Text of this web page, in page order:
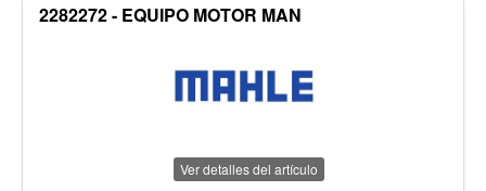
2282272 - EQUIPO MOTOR MAN
Ver detalles del artículo